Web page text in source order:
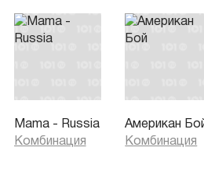
Mama - Russia
Комбинация
Американ
Комбинация